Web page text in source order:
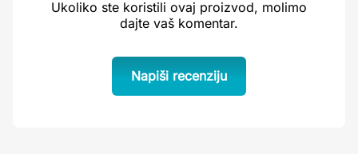
Ukoliko ste koristili ovaj proizvod, molimo
dajte vaš komentar.
Napiši recenziju